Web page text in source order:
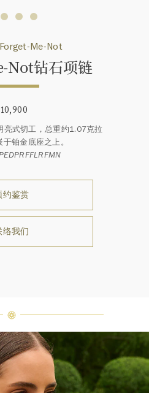
Me-Not
Not钻石项链
亮式切工，总重约1.07克拉
铂金底座之上。
约鉴赏
络我们
采用独特镶嵌方
等级亦不尽相同。
询客户服务。